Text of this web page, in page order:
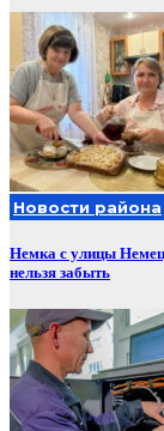
Новости района
Немка с улицы
нельзя забыть